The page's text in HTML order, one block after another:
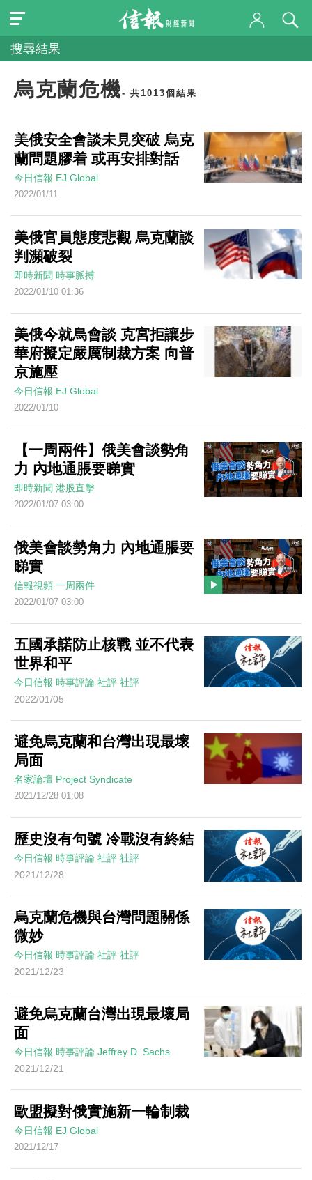
搜尋結果
烏克蘭危機- 共1013個結果
美俄安全會談未見突破 烏克
蘭問題膠着 或再安排對話
今日信報 EJ Global
2022/01/11
美俄官員態度悲觀 烏克蘭談
判瀕破裂
即時新聞 時事脈搏
2022/01/10 01:36
美俄今就烏會談 克宮拒讓步
華府擬定嚴厲制裁方案 向普
京施壓
今日信報 EJ Global
2022/01/10
【一周兩件】俄美會談勢角
力 內地通脹要睇實
即時新聞 港股直擊
2022/01/07 03:00
俄美會談勢角力 內地通脹要
睇實
信報視頻 一周兩件
2022/01/07 03:00
五國承諾防止核戰 並不代表
世界和平
今日信報 時事評論 社評 社評
2022/01/05
避免烏克蘭和台灣出現最壞
局面
名家論壇 Project Syndicate
2021/12/28 01:08
歷史沒有句號 冷戰沒有終結
今日信報 時事評論 社評 社評
2021/12/28
烏克蘭危機與台灣問題關係
微妙
今日信報 時事評論 社評 社評
2021/12/23
避免烏克蘭台灣出現最壞局
面
今日信報 時事評論 Jeffrey D. Sachs
2021/12/21
歐盟擬對俄實施新一輪制裁
今日信報 EJ Global
2021/12/17